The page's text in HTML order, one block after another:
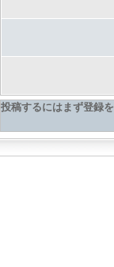
投稿するにはまず登録を